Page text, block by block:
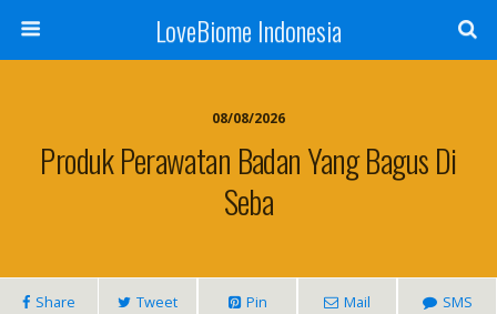
LoveBiome Indonesia
08/08/2026
Produk Perawatan Badan Yang Bagus Di
Seba
Share Tweet Pin Mail SMS